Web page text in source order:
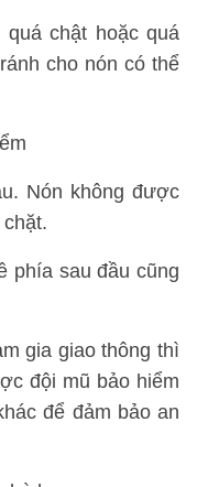
chật hoặc quá
cho nón có thể
Nón không được
phía sau đầu cũng
gia giao thông thì
đội mũ bảo hiểm
để đảm bảo an